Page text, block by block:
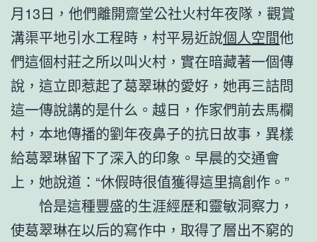
月13日，他們離開齋堂公社火村年夜隊，觀賞
溝渠平地引水工程時，村平易近說個人空間他
們這個村莊之所以叫火村，實在暗藏著一個傳
說，這立即惹起了葛翠琳的愛好，她再三詰問
這一傳說講的是什么。越日，作家們前去馬欄
村，本地傳播的劉年夜鼻子的抗日故事，異樣
給葛翠琳留下了深入的印象。早晨的交通會
上，她說道：“休假時很值獲得這里搞創作。”
恰是這種豐盛的生涯經歷和靈敏洞察力，
使葛翠琳在以后的寫作中，取得了層出不窮的